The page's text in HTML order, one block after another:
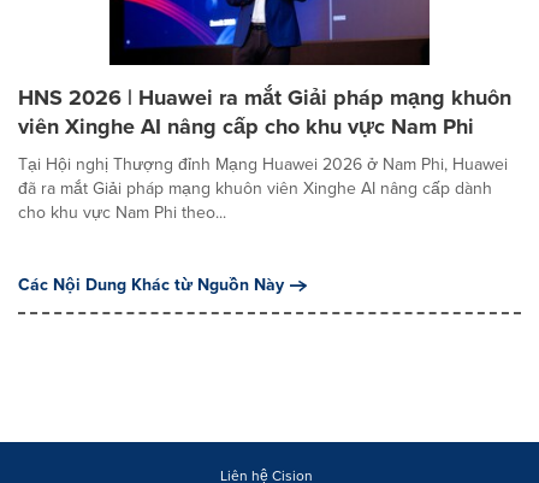
HNS 2026 | Huawei ra mắt Giải pháp mạng khuôn
viên Xinghe AI nâng cấp cho khu vực Nam Phi
Tại Hội nghị Thượng đỉnh Mạng Huawei 2026 ở Nam Phi, Huawei
đã ra mắt Giải pháp mạng khuôn viên Xinghe AI nâng cấp dành
cho khu vực Nam Phi theo...
Các Nội Dung Khác từ Nguồn Này
Liên hệ Cision